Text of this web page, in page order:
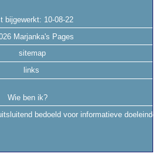
bijgewerkt: 10-08-22
Marjanka's Pages
sitemap
links
Wie ben ik?
bedoeld voor informatieve